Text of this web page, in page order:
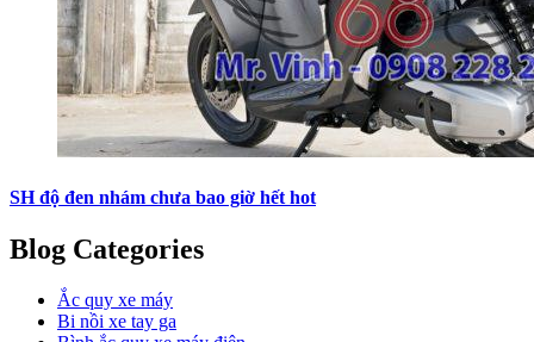
SH độ đen nhám chưa bao giờ hết hot
Blog Categories
Ắc quy xe máy
Bi nồi xe tay ga